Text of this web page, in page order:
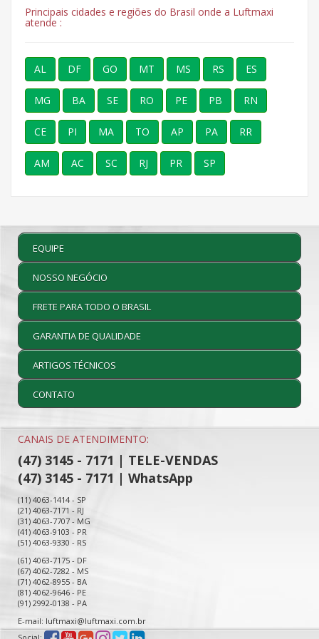
Principais cidades e regiões do Brasil onde a Luftmaxi
atende :
AL DF GO MT MS RS ES
MG BA SE RO PE PB RN
CE PI MA TO AP PA RR
AM AC SC RJ PR SP
EQUIPE
NOSSO NEGÓCIO
FRETE PARA TODO O BRASIL
GARANTIA DE QUALIDADE
ARTIGOS TÉCNICOS
CONTATO
CANAIS DE ATENDIMENTO:
(47) 3145 - 7171 | TELE-VENDAS
(47) 3145 - 7171 | WhatsApp
(11) 4063-1414 - SP
(21) 4063-7171 - RJ
(31) 4063-7707 - MG
(41) 4063-9103 - PR
(51) 4063-9330 - RS
(61) 4063-7175 - DF
(67) 4062-7282 - MS
(71) 4062-8955 - BA
(81) 4062-9646 - PE
(91) 2992-0138 - PA
E-mail: luftmaxi@luftmaxi.com.br